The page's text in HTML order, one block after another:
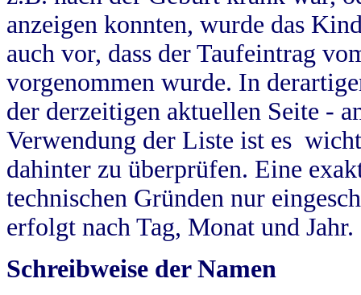
anzeigen konnten, wurde das
auch vor, dass der Taufeintrag
vorgenommen wurde. In
der derzeitigen aktuellen Seite -
Verwendung der Liste ist es
dahinter zu überprüfen. Eine
technischen Gründen nur
erfolgt nach Tag, Monat und Jahr.
Schreibweise der Namen